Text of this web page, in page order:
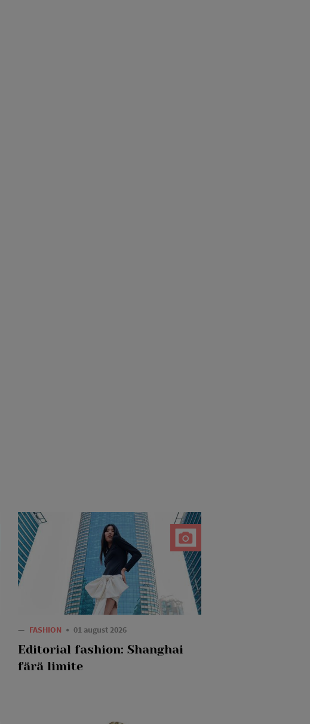
— FASHION 01 august 2026
Editorial fashion: Shanghai
fără limite